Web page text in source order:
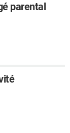
parental